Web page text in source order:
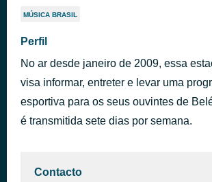
MÚSICA BRASIL
Perfil
No ar desde janeiro de 2009, essa
visa informar, entreter e levar uma
esportiva para os seus ouvintes de
é transmitida sete dias por semana.
Contacto